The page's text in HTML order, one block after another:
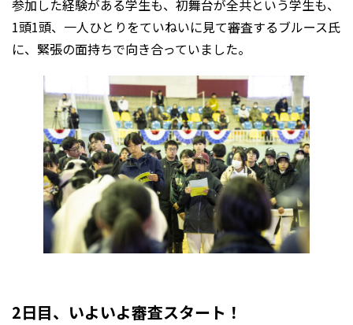
参加した経験がある学生も、初舞台が全共という学生も、
1頭1頭、一人ひとりをていねいに見て審査するブルース氏
に、緊張の面持ちで向き合っていました。
2日目、いよいよ審査スタート！